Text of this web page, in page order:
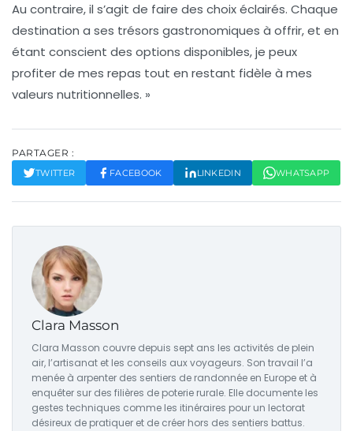
Au contraire, il s’agit de faire des choix éclairés. Chaque
destination a ses trésors gastronomiques à offrir, et en
étant conscient des options disponibles, je peux
profiter de mes repas tout en restant fidèle à mes
valeurs nutritionnelles. »
PARTAGER :
TWITTER FACEBOOK LINKEDIN WHATSAPP
Clara Masson
Clara Masson couvre depuis sept ans les activités de plein
air, l’artisanat et les conseils aux voyageurs. Son travail l’a
menée à arpenter des sentiers de randonnée en Europe et à
enquêter sur des filières de poterie rurale. Elle documente les
gestes techniques comme les itinéraires pour un lectorat
désireux de pratiquer et de créer hors des sentiers battus.